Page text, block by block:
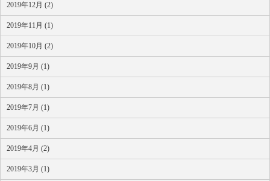
2019年12月 (2)
2019年11月 (1)
2019年10月 (2)
2019年9月 (1)
2019年8月 (1)
2019年7月 (1)
2019年6月 (1)
2019年4月 (2)
2019年3月 (1)